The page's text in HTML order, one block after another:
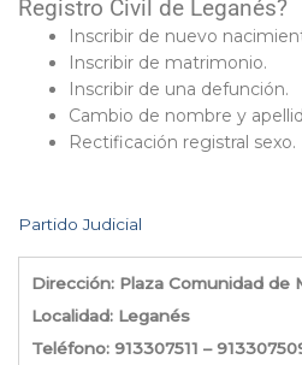
Registro Civil de Leganés?
Inscribir de nuevo
Inscribir de matrimonio.
Inscribir de una defunción.
Cambio de nombre y
Rectificación registral sexo.
Partido Judicial
Dirección: Plaza Comunidad de
Localidad: Leganés
Teléfono: 913307511 –